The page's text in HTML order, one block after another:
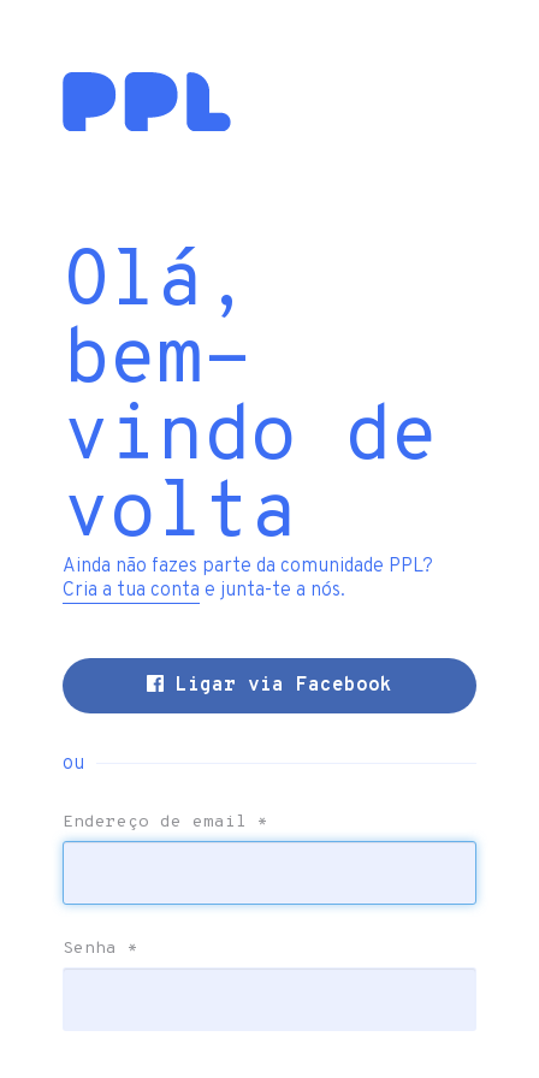
Olá,
bem-
vindo de
volta
Ainda não fazes parte da comunidade PPL?
Cria a tua conta e junta-te a nós.
Ligar via Facebook
ou
Endereço de email *
Senha *